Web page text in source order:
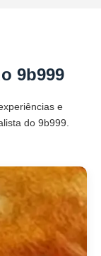
9b999
e
do 9b999.